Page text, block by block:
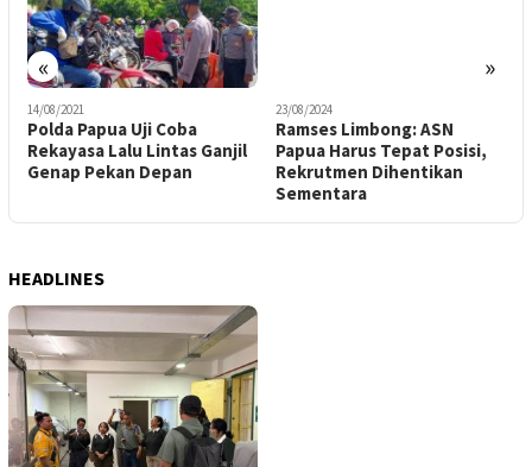
« »
14/08/2021
Polda Papua Uji Coba
Rekayasa Lalu Lintas Ganjil
Genap Pekan Depan
23/08/2024
Ramses Limbong: ASN
Papua Harus Tepat Posisi,
Rekrutmen Dihentikan
Sementara
HEADLINES